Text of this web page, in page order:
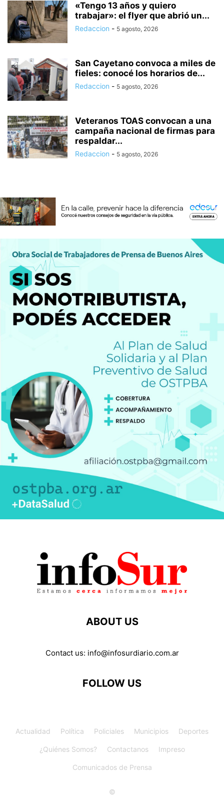
«Tengo 13 años y quiero
trabajar»: el flyer que abrió un...
Redaccion - 5 agosto, 2026
San Cayetano convoca a miles de
fieles: conocé los horarios de...
Redaccion - 5 agosto, 2026
Veteranos TOAS convocan a una
campaña nacional de firmas para
respaldar...
Redaccion - 5 agosto, 2026
ABOUT US
Contact us: info@infosurdiario.com.ar
FOLLOW US
Actualidad Política Policiales Municipios Deportes
¿Quiénes Somos? Contactanos Impreso
Comunicados de Prensa
©